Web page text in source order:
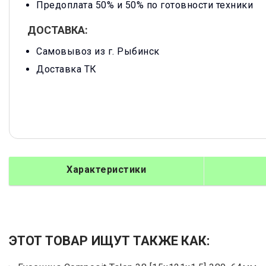
Предоплата 50% и 50% по готовности техники
ДОСТАВКА:
Самовывоз из г. Рыбинск
Доставка ТК
Характеристики
ЭТОТ ТОВАР ИЩУТ ТАКЖЕ КАК: